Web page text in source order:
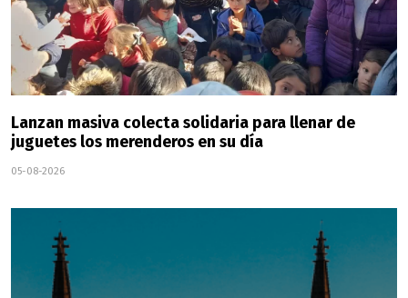
Lanzan masiva colecta solidaria para llenar de
juguetes los merenderos en su día
05-08-2026